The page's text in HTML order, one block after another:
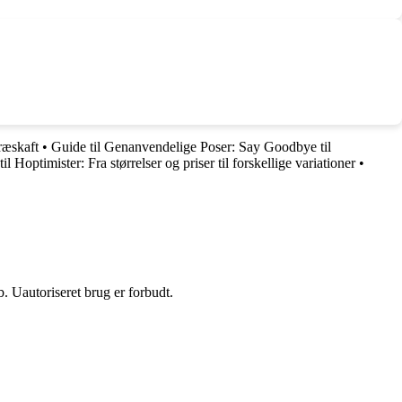
• Guide til Genanvendelige Poser: Say Goodbye til
Hoptimister: Fra størrelser og priser til forskellige variationer•
Uautoriseret brug er forbudt.